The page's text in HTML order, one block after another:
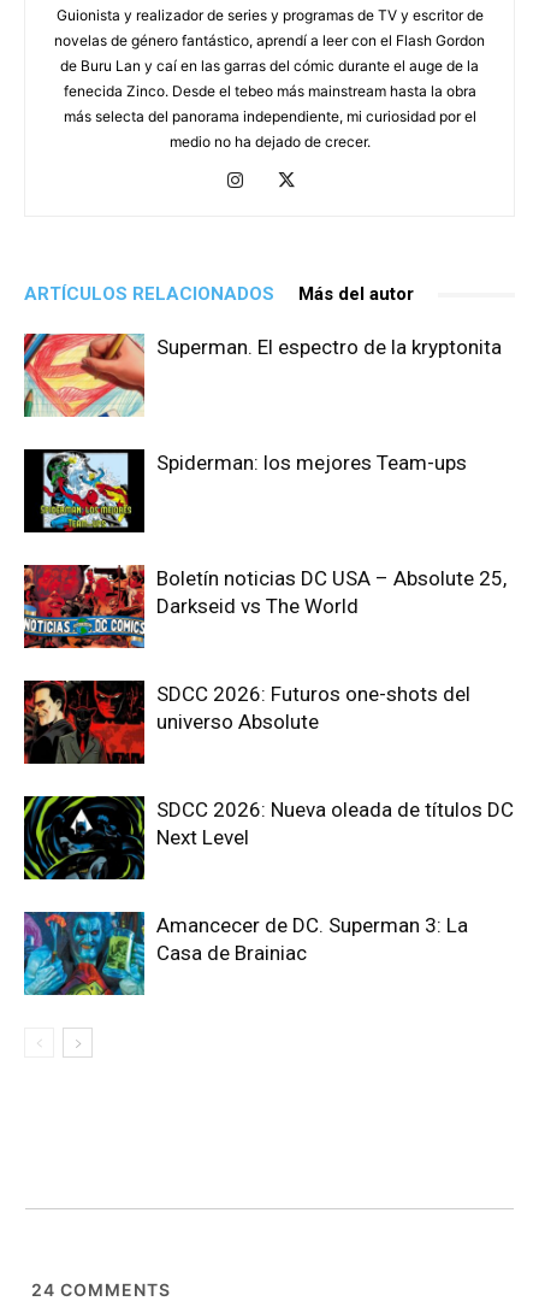
Guionista y realizador de series y programas de TV y escritor de
novelas de género fantástico, aprendí a leer con el Flash Gordon
de Buru Lan y caí en las garras del cómic durante el auge de la
fenecida Zinco. Desde el tebeo más mainstream hasta la obra
más selecta del panorama independiente, mi curiosidad por el
medio no ha dejado de crecer.
ARTÍCULOS RELACIONADOS Más del autor
Superman. El espectro de la kryptonita
Spiderman: los mejores Team-ups
Boletín noticias DC USA – Absolute 25,
Darkseid vs The World
SDCC 2026: Futuros one-shots del
universo Absolute
SDCC 2026: Nueva oleada de títulos DC
Next Level
Amancecer de DC. Superman 3: La
Casa de Brainiac
24 COMMENTS